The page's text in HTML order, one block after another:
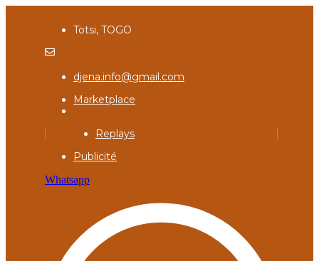
Totsi, TOGO
djena.info@gmail.com
Marketplace
Replays
Publicité
Whatsapp